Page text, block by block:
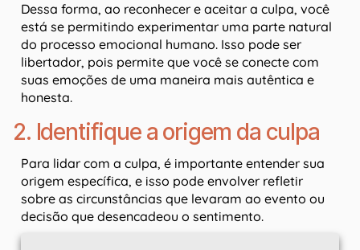
Dessa forma, ao reconhecer e aceitar a culpa, você
está se permitindo experimentar uma parte natural
do processo emocional humano. Isso pode ser
libertador, pois permite que você se conecte com
suas emoções de uma maneira mais autêntica e
honesta.
2. Identifique a origem da culpa
Para lidar com a culpa, é importante entender sua
origem específica, e isso pode envolver refletir
sobre as circunstâncias que levaram ao evento ou
decisão que desencadeou o sentimento.